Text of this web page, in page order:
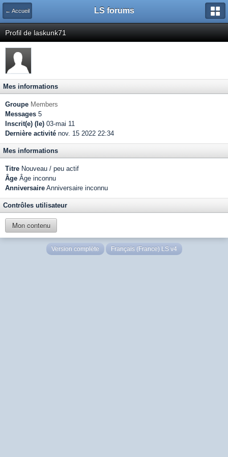
← Accueil LS forums
Profil de laskunk71
Mes informations
Groupe Members
Messages 5
Inscrit(e) (le) 03-mai 11
Dernière activité nov. 15 2022 22:34
Mes informations
Titre Nouveau / peu actif
Âge Âge inconnu
Anniversaire Anniversaire inconnu
Contrôles utilisateur
Mon contenu
Version complète Français (France) LS v4